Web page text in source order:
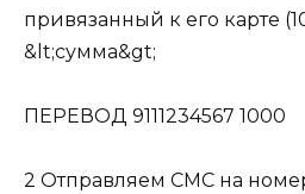
привязанный к его карте
&lt;сумма&gt;
ПЕРЕВОД 9111234567 1000
2 Отправляем СМС на